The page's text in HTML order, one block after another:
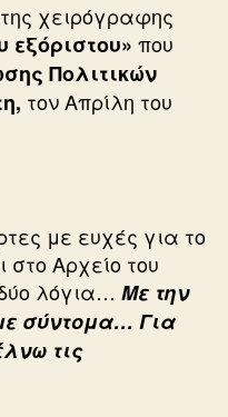
χειρόγραφης
εξόριστου» που
Πολιτικών
τον Απρίλη του
με ευχές για το
Αρχείο του
λόγια… Με την
σύντομα… Για
τις